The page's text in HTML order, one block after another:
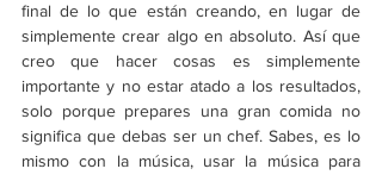
final de lo que están creando, en lugar de
simplemente crear algo en absoluto. Así que
creo que hacer cosas es simplemente
importante y no estar atado a los resultados,
solo porque prepares una gran comida no
significa que debas ser un chef. Sabes, es lo
mismo con la música, usar la música para